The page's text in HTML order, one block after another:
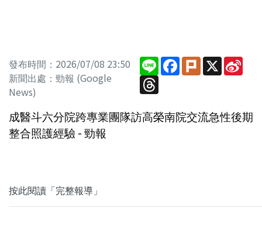
發布時間：2026/07/08 23:50
新聞出處：勁報 (Google
News)
LineFacebook
PlurkX Sina
Threads
成醫斗六分院跨專業團隊訪高榮南院交流急性後期
整合照護經驗 - 勁報
按此閱讀「完整報導」